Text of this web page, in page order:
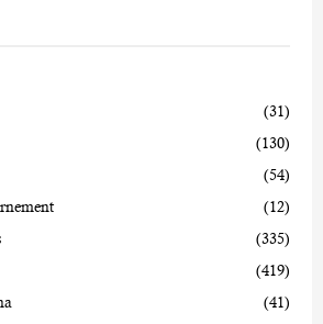
(31)
(130)
(54)
(12)
(335)
(419)
(41)